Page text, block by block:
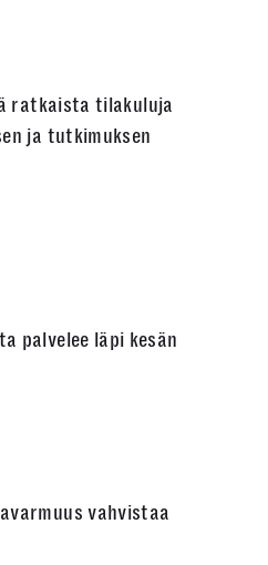
ratkaista tilakuluja
ja tutkimuksen
palvelee läpi kesän
vahvistaa